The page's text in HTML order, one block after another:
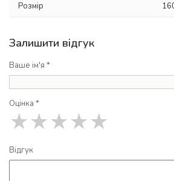
Розмір
Залишити відгук
Ваше ім'я *
Оцінка *
★
★
★
★
★
Відгук